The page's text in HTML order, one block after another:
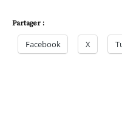
Partager :
Facebook X